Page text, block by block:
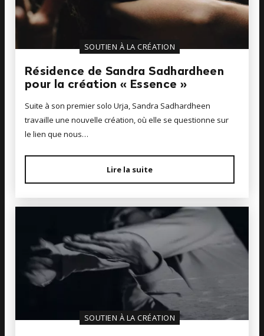
SOUTIEN À LA CRÉATION
Résidence de Sandra Sadhardheen
pour la création « Essence »
Suite à son premier solo Urja, Sandra Sadhardheen
travaille une nouvelle création, où elle se questionne sur
le lien que nous…
Lire la suite
SOUTIEN À LA CRÉATION